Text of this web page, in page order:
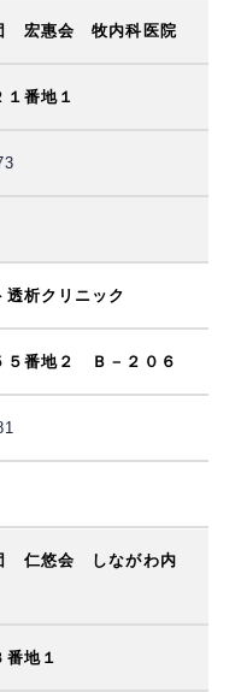
宏惠会 牧内科医院
１番地１
透析クリニック
５番地２ Ｂ－２０６
仁悠会 しながわ内
番地１